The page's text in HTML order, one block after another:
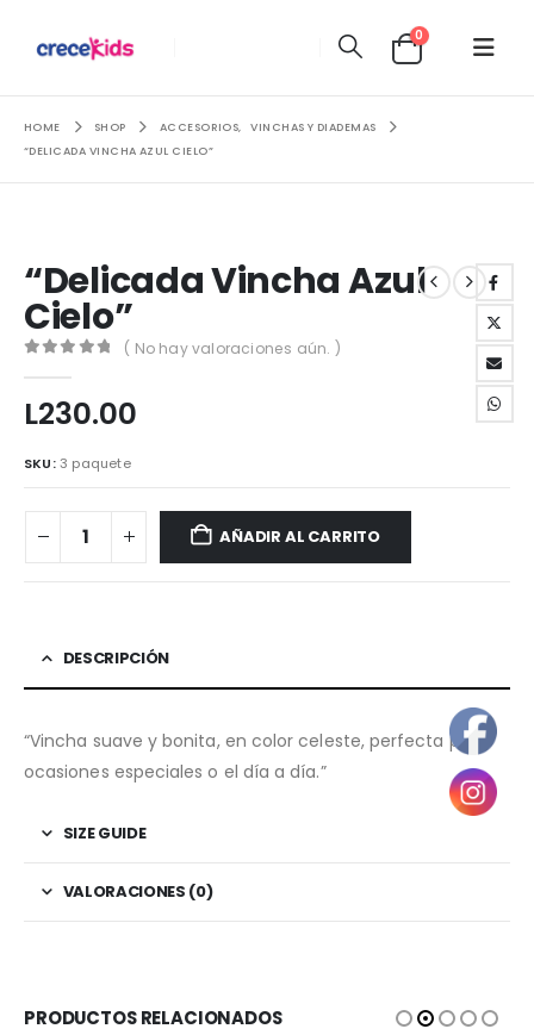
0
HOME SHOP ACCESORIOS,
VINCHAS Y DIADEMAS
“DELICADA VINCHA AZUL CIELO”
“Delicada Vincha Azul
Cielo”
( No hay valoraciones aún. )
L230.00
SKU:3 paquete
AÑADIR AL CARRITO
DESCRIPCIÓN
“Vincha suave y bonita, en color celeste, perfecta para
ocasiones especiales o el día a día.”
SIZE GUIDE
VALORACIONES (0)
PRODUCTOS RELACIONADOS